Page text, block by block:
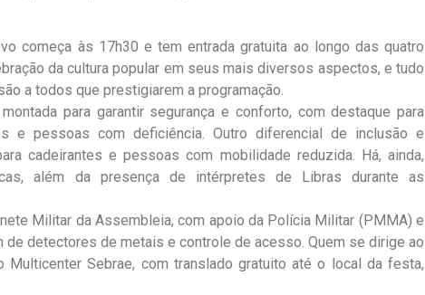
começa às 17h30 e tem entrada gratuita ao longo das quatro
da cultura popular em seus mais diversos aspectos, e tudo
a todos que prestigiarem a programação.
para garantir segurança e conforto, com destaque para
e pessoas com deficiência. Outro diferencial de inclusão e
cadeirantes e pessoas com mobilidade reduzida. Há, ainda,
além da presença de intérpretes de Libras durante as
Militar da Assembleia, com apoio da Polícia Militar (PMMA) e
de detectores de metais e controle de acesso. Quem se dirige ao
Multicenter Sebrae, com translado gratuito até o local da festa,